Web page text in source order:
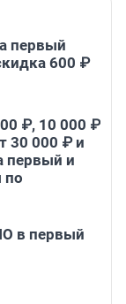
первый
600 ₽
₽, 10 000 ₽
30 000 ₽ и
первый и
по
в первый